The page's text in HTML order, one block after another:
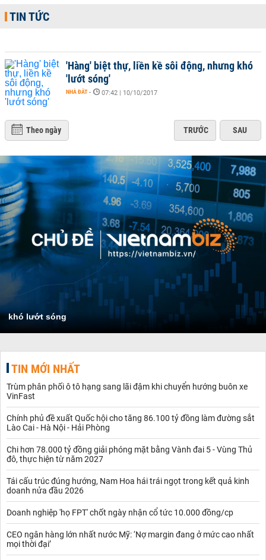
TIN TỨC
'Hàng' biệt thự, liền kề sôi động, nhưng khó
'lướt sóng'
NHÀ ĐẤT - 07:42 | 10/10/2017
Theo ngày TRƯỚC SAU
khó lướt sóng
TIN MỚI NHẤT
Trùm phân phối ô tô hạng sang lãi đậm khi chuyển hướng buôn xe
VinFast
Chính phủ đề xuất Quốc hội cho tăng 86.100 tỷ đồng làm đường sắt
Lào Cai - Hà Nội - Hải Phòng
Chi hơn 78.000 tỷ đồng giải phóng mặt bằng Vành đai 5 - Vùng Thủ
đô, thực hiện từ năm 2027
Tái cấu trúc đúng hướng, Nam Hoa hái trái ngọt trong kết quả kinh
doanh nửa đầu 2026
Doanh nghiệp 'họ FPT' chốt ngày nhận cổ tức 10.000 đồng/cp
CEO ngân hàng lớn nhất nước Mỹ: ‘Nợ margin đang ở mức cao nhất
mọi thời đại’